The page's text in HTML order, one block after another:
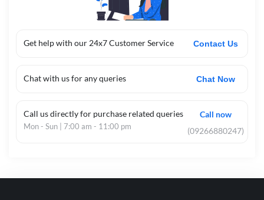
Get help with our 24x7 Customer Service Contact Us
Chat with us for any queries Chat Now
Call us directly for purchase related queries
Mon - Sun | 7:00 am - 11:00 pm
Call now
(09266880247)